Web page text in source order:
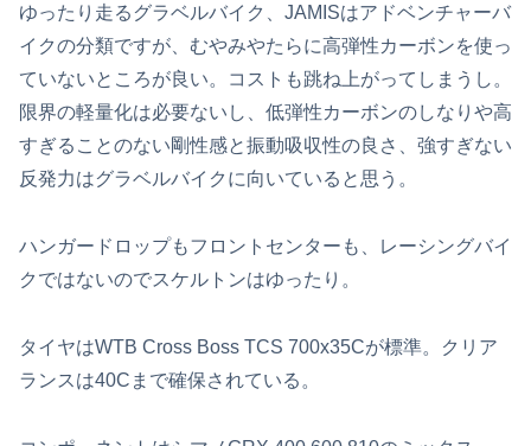
ゆったり走るグラベルバイク、JAMISはアドベンチャーバ
イクの分類ですが、むやみやたらに高弾性カーボンを使っ
ていないところが良い。コストも跳ね上がってしまうし。
限界の軽量化は必要ないし、低弾性カーボンのしなりや高
すぎることのない剛性感と振動吸収性の良さ、強すぎない
反発力はグラベルバイクに向いていると思う。
ハンガードロップもフロントセンターも、レーシングバイ
クではないのでスケルトンはゆったり。
タイヤはWTB Cross Boss TCS 700x35Cが標準。クリア
ランスは40Cまで確保されている。